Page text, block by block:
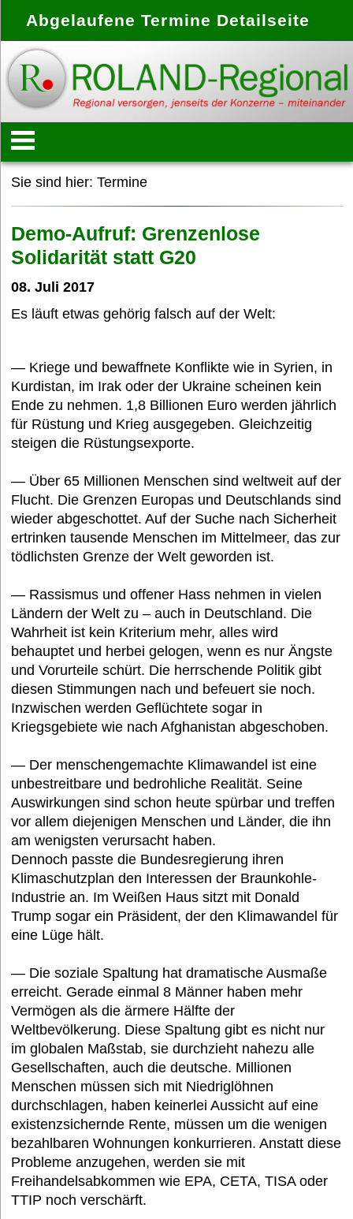
Abgelaufene Termine Detailseite
Startseite
Konzept
Anbieter
Termine
Bildung und Wissen e. V.
Interessantes
Medien
FAQ
Sie sind hier:Termine
Demo-Aufruf: Grenzenlose
Solidarität statt G20
08. Juli 2017
Es läuft etwas gehörig falsch auf der Welt:
— Kriege und bewaffnete Konflikte wie in Syrien, in
Kurdistan, im Irak oder der Ukraine scheinen kein
Ende zu nehmen. 1,8 Billionen Euro werden jährlich
für Rüstung und Krieg ausgegeben. Gleichzeitig
steigen die Rüstungsexporte.
— Über 65 Millionen Menschen sind weltweit auf der
Flucht. Die Grenzen Europas und Deutschlands sind
wieder abgeschottet. Auf der Suche nach Sicherheit
ertrinken tausende Menschen im Mittelmeer, das zur
tödlichsten Grenze der Welt geworden ist.
— Rassismus und offener Hass nehmen in vielen
Ländern der Welt zu – auch in Deutschland. Die
Wahrheit ist kein Kriterium mehr, alles wird
behauptet und herbei gelogen, wenn es nur Ängste
und Vorurteile schürt. Die herrschende Politik gibt
diesen Stimmungen nach und befeuert sie noch.
Inzwischen werden Geflüchtete sogar in
Kriegsgebiete wie nach Afghanistan abgeschoben.
— Der menschengemachte Klimawandel ist eine
unbestreitbare und bedrohliche Realität. Seine
Auswirkungen sind schon heute spürbar und treffen
vor allem diejenigen Menschen und Länder, die ihn
am wenigsten verursacht haben.
Dennoch passte die Bundesregierung ihren
Klimaschutzplan den Interessen der Braunkohle-
Industrie an. Im Weißen Haus sitzt mit Donald
Trump sogar ein Präsident, der den Klimawandel für
eine Lüge hält.
— Die soziale Spaltung hat dramatische Ausmaße
erreicht. Gerade einmal 8 Männer haben mehr
Vermögen als die ärmere Hälfte der
Weltbevölkerung. Diese Spaltung gibt es nicht nur
im globalen Maßstab, sie durchzieht nahezu alle
Gesellschaften, auch die deutsche. Millionen
Menschen müssen sich mit Niedriglöhnen
durchschlagen, haben keinerlei Aussicht auf eine
existenzsichernde Rente, müssen um die wenigen
bezahlbaren Wohnungen konkurrieren. Anstatt diese
Probleme anzugehen, werden sie mit
Freihandelsabkommen wie EPA, CETA, TISA oder
TTIP noch verschärft.